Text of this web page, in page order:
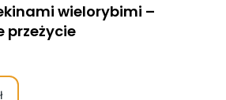
wielorybimi –
przeżycie